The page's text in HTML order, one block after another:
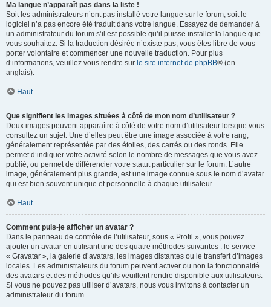
Ma langue n’apparaît pas dans la liste !
Soit les administrateurs n’ont pas installé votre langue sur le forum, soit le
logiciel n’a pas encore été traduit dans votre langue. Essayez de demander à
un administrateur du forum s’il est possible qu’il puisse installer la langue que
vous souhaitez. Si la traduction désirée n’existe pas, vous êtes libre de vous
porter volontaire et commencer une nouvelle traduction. Pour plus
d’informations, veuillez vous rendre sur le site internet de phpBB® (en
anglais).
Haut
Que signifient les images situées à côté de mon nom d’utilisateur ?
Deux images peuvent apparaître à côté de votre nom d’utilisateur lorsque vous
consultez un sujet. Une d’elles peut être une image associée à votre rang,
généralement représentée par des étoiles, des carrés ou des ronds. Elle
permet d’indiquer votre activité selon le nombre de messages que vous avez
publié, ou permet de différencier votre statut particulier sur le forum. L’autre
image, généralement plus grande, est une image connue sous le nom d’avatar
qui est bien souvent unique et personnelle à chaque utilisateur.
Haut
Comment puis-je afficher un avatar ?
Dans le panneau de contrôle de l’utilisateur, sous « Profil », vous pouvez
ajouter un avatar en utilisant une des quatre méthodes suivantes : le service
« Gravatar », la galerie d’avatars, les images distantes ou le transfert d’images
locales. Les administrateurs du forum peuvent activer ou non la fonctionnalité
des avatars et des méthodes qu’ils veuillent rendre disponible aux utilisateurs.
Si vous ne pouvez pas utiliser d’avatars, nous vous invitons à contacter un
administrateur du forum.